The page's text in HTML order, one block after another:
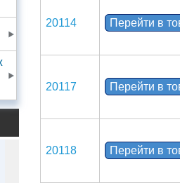
20114 Перейти в
20117 Перейти в
20118 Перейти в